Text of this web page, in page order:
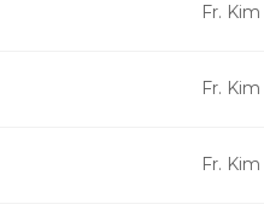
Fr. Kim
Fr. Kim
Fr. Kim